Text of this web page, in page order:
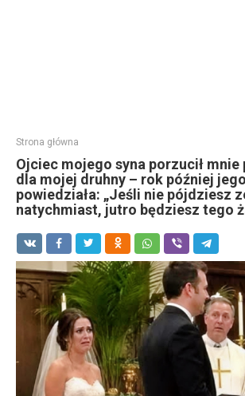
Strona główna
Ojciec mojego syna porzucił mnie
dla mojej druhny – rok później
powiedziała: „Jeśli nie pójdziesz
natychmiast, jutro będziesz tego